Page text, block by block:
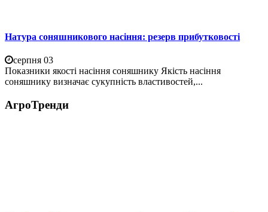
Натура соняшникового насіння: резерв прибутковості
серпня 03
Показники якості насіння соняшнику Якість насіння
соняшнику визначає сукупність властивостей,...
АгроТренди